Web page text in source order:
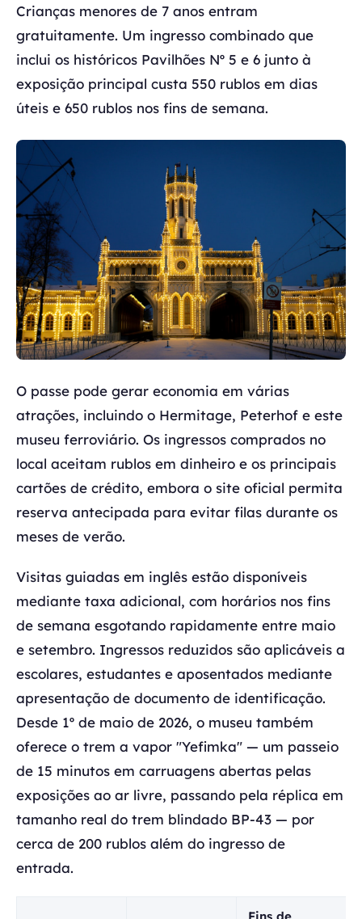
Crianças menores de 7 anos entram
gratuitamente. Um ingresso combinado que
inclui os históricos Pavilhões Nº 5 e 6 junto à
exposição principal custa 550 rublos em dias
úteis e 650 rublos nos fins de semana.
O passe pode gerar economia em várias
atrações, incluindo o Hermitage, Peterhof e este
museu ferroviário. Os ingressos comprados no
local aceitam rublos em dinheiro e os principais
cartões de crédito, embora o site oficial permita
reserva antecipada para evitar filas durante os
meses de verão.
Visitas guiadas em inglês estão disponíveis
mediante taxa adicional, com horários nos fins
de semana esgotando rapidamente entre maio
e setembro. Ingressos reduzidos são aplicáveis a
escolares, estudantes e aposentados mediante
apresentação de documento de identificação.
Desde 1º de maio de 2026, o museu também
oferece o trem a vapor "Yefimka" — um passeio
de 15 minutos em carruagens abertas pelas
exposições ao ar livre, passando pela réplica em
tamanho real do trem blindado BP-43 — por
cerca de 200 rublos além do ingresso de
entrada.